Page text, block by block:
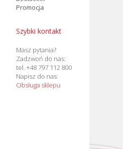
Promocja
Szybki kontakt
Masz pytania?
Zadzwoń do nas:
tel. +48 797 112 800
Napisz do nas:
Obsługa sklepu